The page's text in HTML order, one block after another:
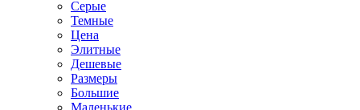
Серые
Темные
Цена
Элитные
Дешевые
Размеры
Большие
Маленькие